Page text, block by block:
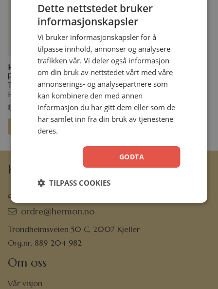
Håndbok for
pensjonisttilværelsen
Ted Heybridge
Heftet
199,00
kr
Legg i handlekurv
Hermon Forlag AS
ordre@hermon.no
Trondheimsveien 50 C, 2007 Kjeller
Org.nr. 889 204 982
Om oss
Vår visjon
Dette nettstedet bruker
informasjonskapsler
Vi bruker informasjonskapsler for å
tilpasse innhold, annonser og analysere
trafikken vår. Vi deler også informasjon
om din bruk av nettstedet vårt med våre
annonserings- og analysepartnere som
kan kombinere den med annen
informasjon du har gitt dem eller som de
har samlet inn fra din bruk av tjenestene
deres.
GODTA
TILPASS COOKIES